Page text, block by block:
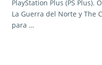
PlayStation Plus (PS Plus).
La Guerra del Norte y The
para …